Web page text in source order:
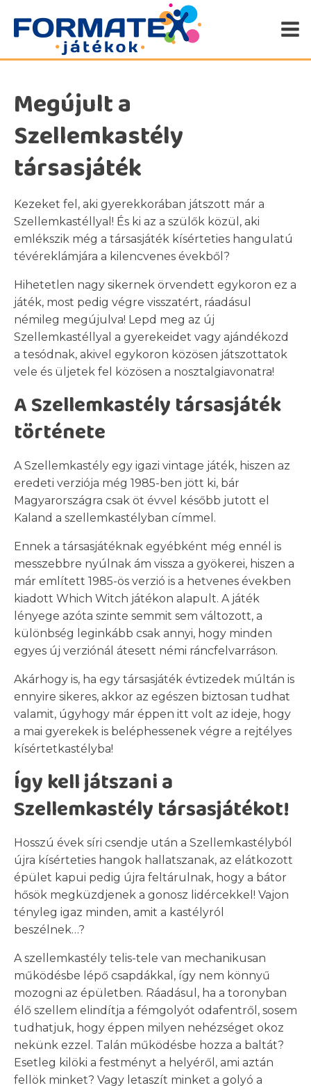
Megújult a
Szellemkastély
társasjáték
Kezeket fel, aki gyerekkorában játszott már a
Szellemkastéllyal! És ki az a szülők közül, aki
emlékszik még a társasjáték kísérteties hangulatú
tévéreklámjára a kilencvenes évekből?
Hihetetlen nagy sikernek örvendett egykoron ez a
játék, most pedig végre visszatért, ráadásul
némileg megújulva! Lepd meg az új
Szellemkastéllyal a gyerekeidet vagy ajándékozd
a tesódnak, akivel egykoron közösen játszottatok
vele és üljetek fel közösen a nosztalgiavonatra!
A Szellemkastély társasjáték
története
A Szellemkastély egy igazi vintage játék, hiszen az
eredeti verziója még 1985-ben jött ki, bár
Magyarországra csak öt évvel később jutott el
Kaland a szellemkastélyban címmel.
Ennek a társasjátéknak egyébként még ennél is
messzebbre nyúlnak ám vissza a gyökerei, hiszen a
már említett 1985-ös verzió is a hetvenes években
kiadott Which Witch játékon alapult. A játék
lényege azóta szinte semmit sem változott, a
különbség leginkább csak annyi, hogy minden
egyes új verziónál átesett némi ráncfelvarráson.
Akárhogy is, ha egy társasjáték évtizedek múltán is
ennyire sikeres, akkor az egészen biztosan tudhat
valamit, úgyhogy már éppen itt volt az ideje, hogy
a mai gyerekek is beléphessenek végre a rejtélyes
kísértetkastélyba!
Így kell játszani a
Szellemkastély társasjátékot!
Hosszú évek síri csendje után a Szellemkastélyból
újra kísérteties hangok hallatszanak, az elátkozott
épület kapui pedig újra feltárulnak, hogy a bátor
hősök megküzdjenek a gonosz lidércekkel! Vajon
tényleg igaz minden, amit a kastélyról
beszélnek…?
A szellemkastély telis-tele van mechanikusan
működésbe lépő csapdákkal, így nem könnyű
mozogni az épületben. Ráadásul, ha a toronyban
élő szellem elindítja a fémgolyót odafentről, sosem
tudhatjuk, hogy éppen milyen nehézséget okoz
nekünk ezzel. Talán működésbe hozza a baltát?
Esetleg kilöki a festményt a helyéről, ami aztán
fellök minket? Vagy letaszít minket a golyó a